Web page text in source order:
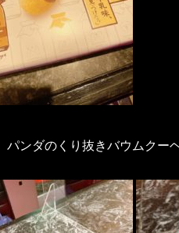
パンダのくり抜きバウムクー